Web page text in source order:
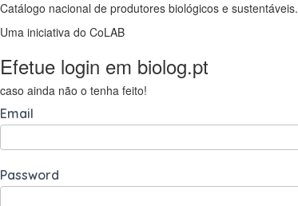
Catálogo nacional de produtores biológicos e sustentáveis.
Uma iniciativa do CoLAB
Efetue login em biolog.pt
caso ainda não o tenha feito!
Email
Password